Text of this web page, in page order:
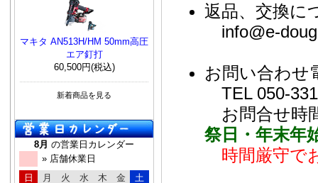
マキタ AN513H/HM 50mm高圧
エア釘打
60,500円(税込)
新着商品を見る
8月 の営業日カレンダー
» 店舗休業日
日
月 火 水 木 金
土
返品、交換に
info@e-
お問い合わせ
TEL 050-
お問合せ時
祭日・年末年
時間厳守で